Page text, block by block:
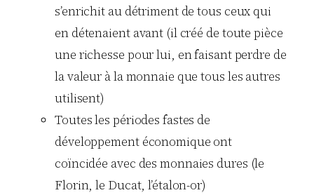
s’enrichit au détriment de tous ceux qui
en détenaient avant (il créé de toute pièce
une richesse pour lui, en faisant perdre de
la valeur à la monnaie que tous les autres
utilisent)
Toutes les périodes fastes de
développement économique ont
coïncidée avec des monnaies dures (le
Florin, le Ducat, l’étalon-or)